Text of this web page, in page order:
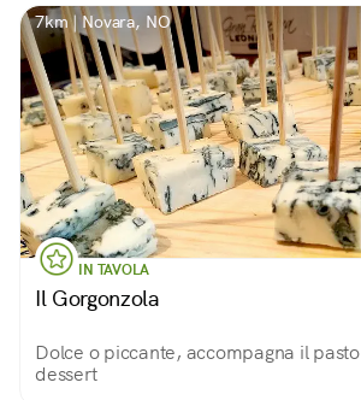
7km | Novara, NO
IN TAVOLA
Il Gorgonzola
Dolce o piccante, accompagna il
dessert